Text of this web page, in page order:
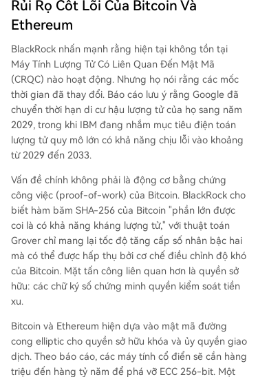
Rủi Rọ Cốt Lõi Của Bitcoin Và
Ethereum
BlackRock nhấn mạnh rằng hiện tại không tồn tại
Máy Tính Lượng Tử Có Liên Quan Đến Mật Mã
(CRQC) nào hoạt động. Nhưng họ nói rằng các mốc
thời gian đã thay đổi. Báo cáo lưu ý rằng Google đã
chuyển thời hạn di cư hậu lượng tử của họ sang năm
2029, trong khi IBM đang nhắm mục tiêu điện toán
lượng tử quy mô lớn có khả năng chịu lỗi vào khoảng
từ 2029 đến 2033.
Vấn đề chính không phải là động cơ bằng chứng
công việc (proof-of-work) của Bitcoin. BlackRock cho
biết hàm băm SHA-256 của Bitcoin "phần lớn được
coi là có khả năng kháng lượng tử," với thuật toán
Grover chỉ mang lại tốc độ tăng cấp số nhân bậc hai
mà có thể được hấp thụ bởi cơ chế điều chỉnh độ khó
của Bitcoin. Mặt tấn công liên quan hơn là quyền sở
hữu: các chữ ký số chứng minh quyền kiểm soát tiền
xu.
Bitcoin và Ethereum hiện dựa vào mật mã đường
cong elliptic cho quyền sở hữu khóa và ủy quyền giao
dịch. Theo báo cáo, các máy tính cổ điển sẽ cần hàng
triệu đến hàng tỷ năm để phá vỡ ECC 256-bit. Một